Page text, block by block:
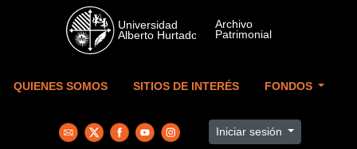
Skip to main content
QUIENES SOMOS SITIOS DE INTERÉS FONDOS
Iniciar sesión